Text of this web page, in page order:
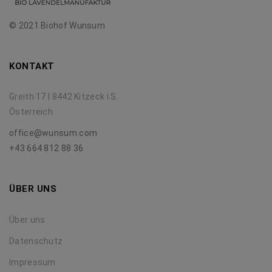
© 2021 Biohof Wunsum
KONTAKT
Greith 17 | 8442 Kitzeck i.S.
Österreich
office@wunsum.com
+43 664 812 88 36
ÜBER UNS
Über uns
Datenschutz
Impressum